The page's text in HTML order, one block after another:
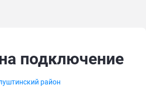
подключение
район